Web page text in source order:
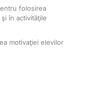
folosirea
în activităţile
motivaţiei elevilor